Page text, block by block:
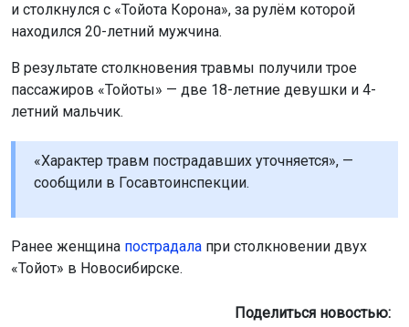
и столкнулся с «Тойота Корона», за рулём которой
находился 20-летний мужчина.
В результате столкновения травмы получили трое
пассажиров «Тойоты» — две 18-летние девушки и 4-
летний мальчик.
«Характер травм пострадавших уточняется», —
сообщили в Госавтоинспекции.
Ранее женщина пострадала при столкновении двух
«Тойот» в Новосибирске.
Поделиться новостью: